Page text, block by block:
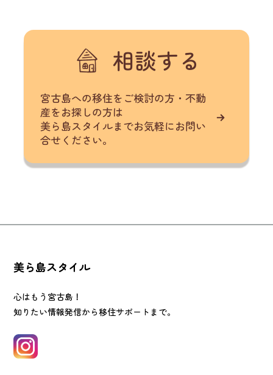
相談する
宮古島への移住をご検討の方・不動
産をお探しの方は
美ら島スタイルまでお気軽にお問い
合せください。
美ら島スタイル
心はもう宮古島！
知りたい情報発信から移住サポートまで。